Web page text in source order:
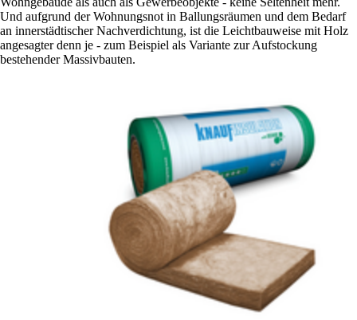
Und aufgrund der Wohnungsnot in Ballungsräumen und dem Bedarf
an innerstädtischer Nachverdichtung, ist die Leichtbauweise mit Holz
angesagter denn je - zum Beispiel als Variante zur Aufstockung
bestehender Massivbauten.